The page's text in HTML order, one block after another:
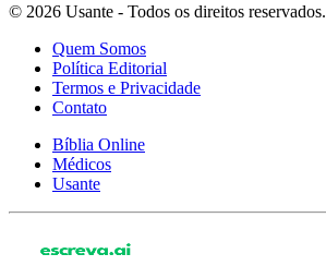
© 2026 Usante - Todos os direitos reservados.
Quem Somos
Política Editorial
Termos e Privacidade
Contato
Bíblia Online
Médicos
Usante